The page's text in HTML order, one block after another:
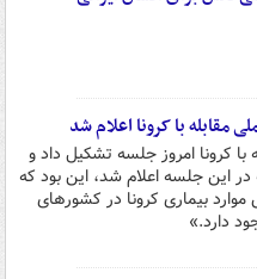
مقابله با کرونا اعلام شد
با کرونا امروز جلسه تشکیل داد و
در این جلسه اعلام شد، این بود که
موارد بیماری کرونا در کشورهای
دارد.»